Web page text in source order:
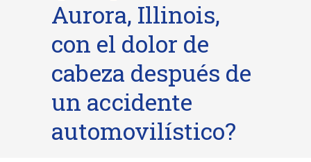
Aurora, Illinois,
con el dolor de
cabeza después de
un accidente
automovilístico?